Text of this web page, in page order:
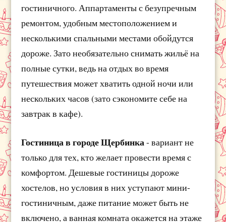
гостиничного. Аппартаменты с безупречным
ремонтом, удобным местоположением и
несколькими спальными местами обойдутся
дороже. Зато необязательно снимать жильё на
полные сутки, ведь на отдых во время
путешествия может хватить одной ночи или
нескольких часов (зато сэкономите себе на
завтрак в кафе).
Гостиница в городе Щербинка- вариант не
только для тех, кто желает провести время с
комфортом. Дешевые гостиницы дороже
хостелов, но условия в них уступают мини-
гостиничным, даже питание может быть не
включено, а ванная комната окажется на этаже